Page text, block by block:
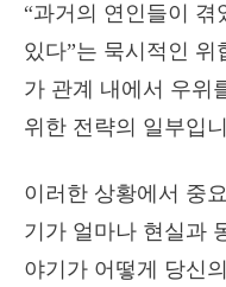
“과거의 연인들이
있다”는 묵시적인
가 관계 내에서 우위
위한 전략의 일부입
이러한 상황에서 중
기가 얼마나 현실과
야기가 어떻게 당신